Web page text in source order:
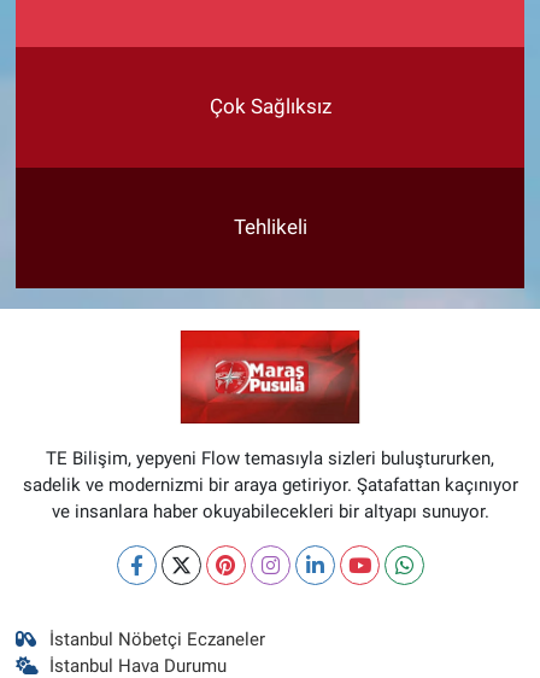
Çok Sağlıksız
Tehlikeli
TE Bilişim, yepyeni Flow temasıyla sizleri buluştururken,
sadelik ve modernizmi bir araya getiriyor. Şatafattan kaçınıyor
ve insanlara haber okuyabilecekleri bir altyapı sunuyor.
İstanbul Nöbetçi Eczaneler
İstanbul Hava Durumu